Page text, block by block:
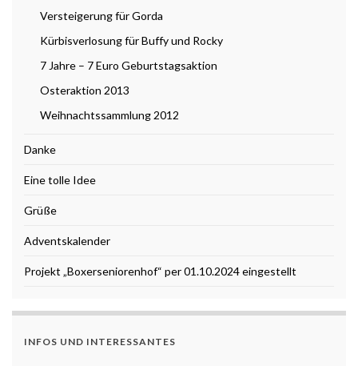
Versteigerung für Gorda
Kürbisverlosung für Buffy und Rocky
7 Jahre – 7 Euro Geburtstagsaktion
Osteraktion 2013
Weihnachtssammlung 2012
Danke
Eine tolle Idee
Grüße
Adventskalender
Projekt „Boxerseniorenhof“ per 01.10.2024 eingestellt
INFOS UND INTERESSANTES